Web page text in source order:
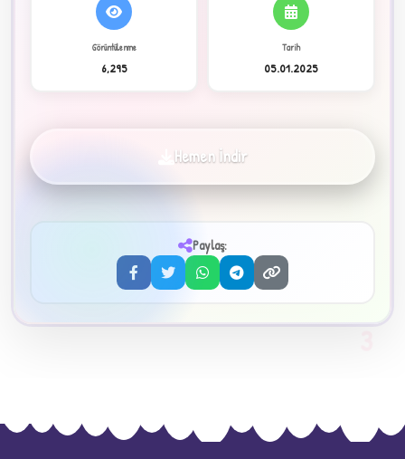
3
Görüntülenme
6,295
Tarih
05.01.2025
Hemen İndir
Paylaş: